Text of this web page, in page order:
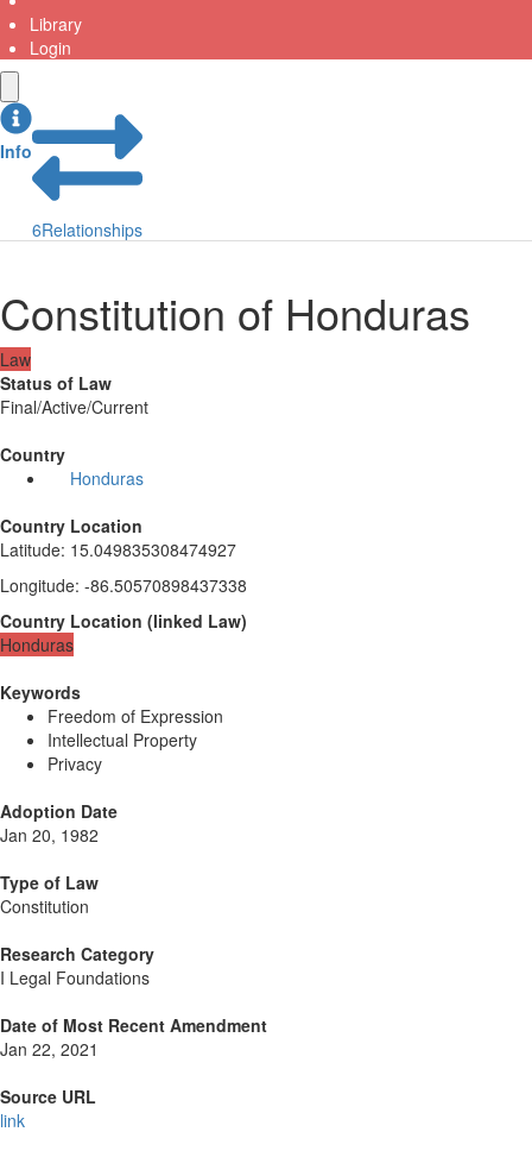
Library
Login
Info
6Relationships
Constitution of Honduras
Law
Status of Law
Final/Active/Current
Country
Honduras
Country Location
Latitude: 15.049835308474927
Longitude: -86.50570898437338
Country Location (linked Law)
Honduras
Keywords
Freedom of Expression
Intellectual Property
Privacy
Adoption Date
Jan 20, 1982
Type of Law
Constitution
Research Category
I Legal Foundations
Date of Most Recent Amendment
Jan 22, 2021
Source URL
link